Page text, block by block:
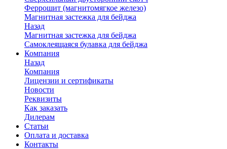
Феррошит (магнитомягкое железо)
Магнитная застежка для бейджа
Назад
Магнитная застежка для бейджа
Самоклеящаяся булавка для бейджа
Компания
Назад
Компания
Лицензии и сертификаты
Новости
Реквизиты
Как заказать
Дилерам
Статьи
Оплата и доставка
Контакты